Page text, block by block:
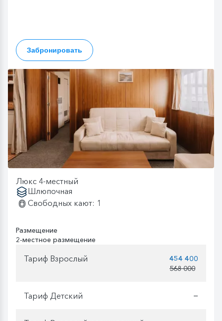
Забронировать
Люкс 4-местный
Шлюпочная
Свободных кают: 1
Размещение
2-местное размещение
Тариф Взрослый
454 400
568 000
Тариф Детский —